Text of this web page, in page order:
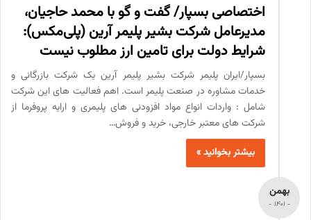
اختصاصی بسپار/ گفت و گو با محمد حاجیان،
مدیرعامل شرکت بشیر پلیمر آرین (پلی‌مکس):
شرایط دولت برای تامین ارز مطلوب نیست
بسپار/ایران پلیمر شرکت بشیر پلیمر آرین یک شرکت بازرگانی و
خدمات مشاوره در صنعت پلیمر است. اهم فعالیت های این شرکت
شامل : واردات انواع مواد افزودنی های پلیمری و ارایه پروفرما از
شرکت های معتبر خارجی، خرید و فروش…
بیشتر بخوانید »
بهمن
- 1401 -